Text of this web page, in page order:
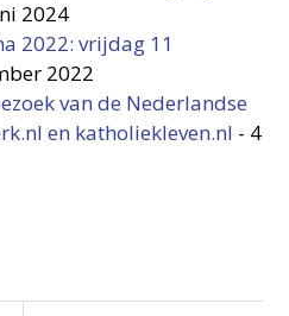
2024
2022: vrijdag 11
2022
van de Nederlandse
en katholiekleven.nl - 4